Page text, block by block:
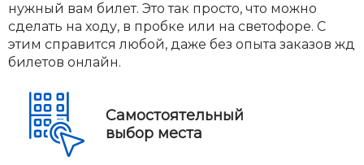
нужный вам билет. Это так просто, что можно
сделать на ходу, в пробке или на светофоре. С
этим справится любой, даже без опыта заказов жд
билетов онлайн.
Самостоятельный
выбор места